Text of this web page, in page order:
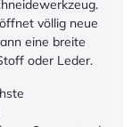
völlig neue
eine breite
oder Leder.